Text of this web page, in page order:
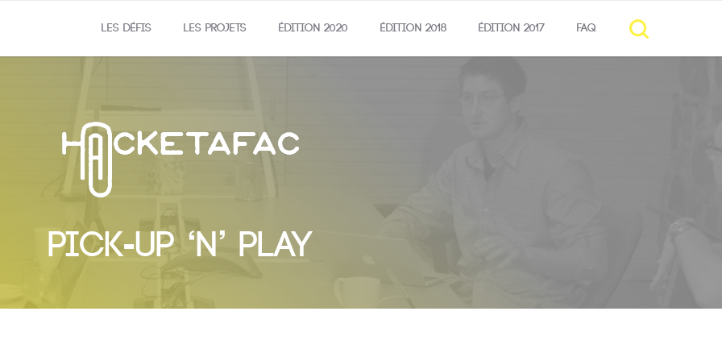
LES DÉFIS LES PROJETS ÉDITION 2020 ÉDITION 2018 ÉDITION 2017 FAQ
PICK-UP ‘N’ PLAY